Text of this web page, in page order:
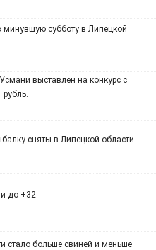
минувшую субботу в Липецкой
выставлен на конкурс с
сняты в Липецкой области.
до +32
стало больше свиней и меньше